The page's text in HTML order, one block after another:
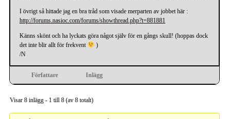
I övrigt så hittade jag en bra tråd som visade merparten av jobbet här :
http://forums.nasioc.com/forums/showthread.php?t=881881
Känns skönt och ha lyckats göra något själv för en gångs skull! (hoppas dock
det inte blir allt för frekvent
)
/N
Författare Inlägg
Visar 8 inlägg - 1 till 8 (av 8 totalt)